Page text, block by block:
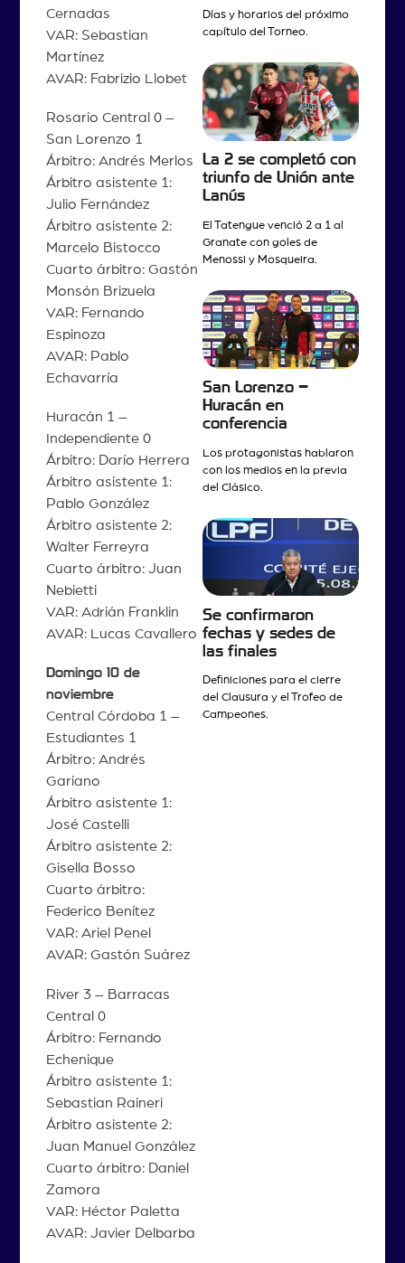
Cernadas
VAR: Sebastian
Martínez
AVAR: Fabrizio Llobet
Rosario Central 0 –
San Lorenzo 1
Árbitro: Andrés Merlos
Árbitro asistente 1:
Julio Fernández
Árbitro asistente 2:
Marcelo Bistocco
Cuarto árbitro: Gastón
Monsón Brizuela
VAR: Fernando
Espinoza
AVAR: Pablo
Echavarría
Huracán 1 –
Independiente 0
Árbitro: Darío Herrera
Árbitro asistente 1:
Pablo González
Árbitro asistente 2:
Walter Ferreyra
Cuarto árbitro: Juan
Nebietti
VAR: Adrián Franklin
AVAR: Lucas Cavallero
Domingo 10 de
noviembre
Central Córdoba 1 –
Estudiantes 1
Árbitro: Andrés
Gariano
Árbitro asistente 1:
José Castelli
Árbitro asistente 2:
Gisella Bosso
Cuarto árbitro:
Federico Benítez
VAR: Ariel Penel
AVAR: Gastón Suárez
River 3 – Barracas
Central 0
Árbitro: Fernando
Echenique
Árbitro asistente 1:
Sebastian Raineri
Árbitro asistente 2:
Juan Manuel González
Cuarto árbitro: Daniel
Zamora
VAR: Héctor Paletta
AVAR: Javier Delbarba
Días y horarios del próximo
capítulo del Torneo.
La 2 se completó con
triunfo de Unión ante
Lanús
El Tatengue venció 2 a 1 al
Granate con goles de
Menossi y Mosqueira.
San Lorenzo –
Huracán en
conferencia
Los protagonistas hablaron
con los medios en la previa
del Clásico.
Se confirmaron
fechas y sedes de
las finales
Definiciones para el cierre
del Clausura y el Trofeo de
Campeones.